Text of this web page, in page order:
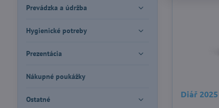
Diář
Prevádzka a údržba
Hygienické potreby
Prezentácia
Nákupné poukážky
Ostatné